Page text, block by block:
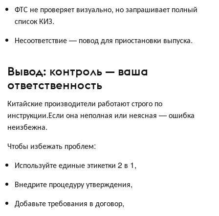
ФТС не проверяет визуально, но запрашивает полный
список КИЗ.
Несоответствие — повод для приостановки выпуска.
Вывод: контроль — ваша
ответственность
Китайские производители работают строго по
инструкции.Если она неполная или неясная — ошибка
неизбежна.
Чтобы избежать проблем:
Используйте единые этикетки 2 в 1,
Внедрите процедуру утверждения,
Добавьте требования в договор,